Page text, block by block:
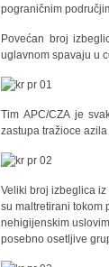
pograničnim
Povećan broj
uglavnom spavaju u
Tim APC/CZA je
zastupa tražioce
Veliki broj izbeglica
su maltretirani tokom
nehigijenskim
posebno osetljive